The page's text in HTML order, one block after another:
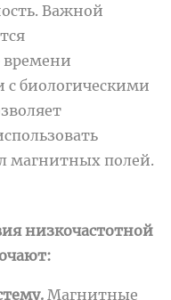
Важной
времени
с биологическими
магнитных полей.
низкочастотной
Магнитные